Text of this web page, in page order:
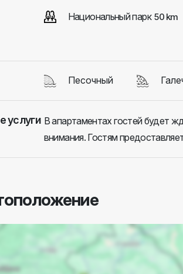
Национальный парк 50 km
Песочный
услуги В апартаментах гостей будет
внимания. Гостям